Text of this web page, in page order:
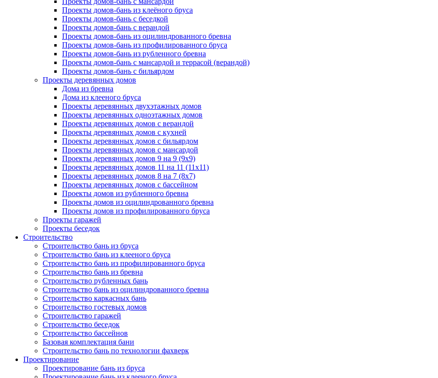
Проекты домов-бань из клеёного бруса
Проекты домов-бань с беседкой
Проекты домов-бань с верандой
Проекты домов-бань из оцилиндрованного бревна
Проекты домов-бань из профилированного бруса
Проекты домов-бань из рубленного бревна
Проекты домов-бань с мансардой и террасой (верандой)
Проекты домов-бань с бильярдом
Проекты деревянных домов
Дома из бревна
Дома из клееного бруса
Проекты деревянных двухэтажных домов
Проекты деревянных одноэтажных домов
Проекты деревянных домов с верандой
Проекты деревянных домов с кухней
Проекты деревянных домов с бильярдом
Проекты деревянных домов с мансардой
Проекты деревянных домов 9 на 9 (9x9)
Проекты деревянных домов 11 на 11 (11x11)
Проекты деревянных домов 8 на 7 (8x7)
Проекты деревянных домов с бассейном
Проекты домов из рубленного бревна
Проекты домов из оцилиндрованного бревна
Проекты домов из профилированного бруса
Проекты гаражей
Проекты беседок
Строительство
Строительство бань из бруса
Строительство бань из клееного бруса
Строительство бань из профилированного бруса
Строительство бань из бревна
Строительство рубленных бань
Строительство бань из оцилиндрованного бревна
Строительство каркасных бань
Строительство гостевых домов
Строительство гаражей
Строительство беседок
Строительство бассейнов
Базовая комплектация бани
Строительство бань по технологии фахверк
Проектирование
Проектирование бань из бруса